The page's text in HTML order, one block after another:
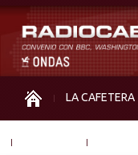
LA CAFETERA